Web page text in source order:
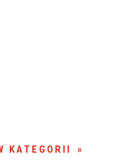
KATEGORII